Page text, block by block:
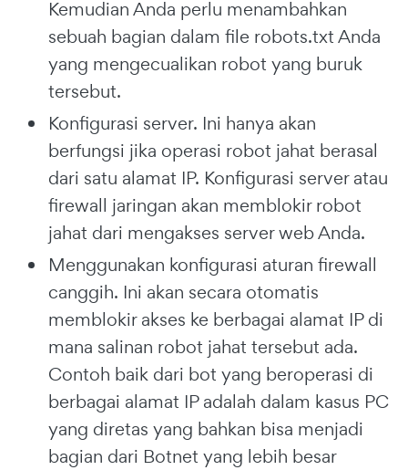
Kemudian Anda perlu menambahkan
sebuah bagian dalam file robots.txt Anda
yang mengecualikan robot yang buruk
tersebut.
Konfigurasi server. Ini hanya akan
berfungsi jika operasi robot jahat berasal
dari satu alamat IP. Konfigurasi server atau
firewall jaringan akan memblokir robot
jahat dari mengakses server web Anda.
Menggunakan konfigurasi aturan firewall
canggih. Ini akan secara otomatis
memblokir akses ke berbagai alamat IP di
mana salinan robot jahat tersebut ada.
Contoh baik dari bot yang beroperasi di
berbagai alamat IP adalah dalam kasus PC
yang diretas yang bahkan bisa menjadi
bagian dari Botnet yang lebih besar